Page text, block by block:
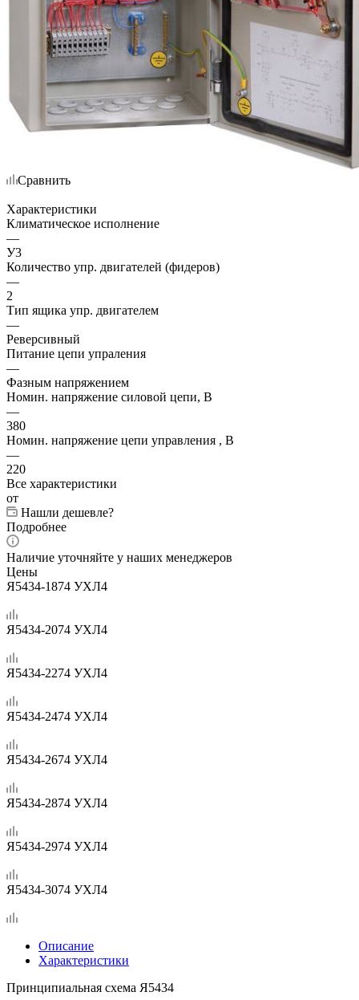
Сравнить
Характеристики
Климатическое исполнение
—
У3
Количество упр. двигателей (фидеров)
—
2
Тип ящика упр. двигателем
—
Реверсивный
Питание цепи упраления
—
Фазным напряжением
Номин. напряжение силовой цепи, В
—
380
Номин. напряжение цепи управления , В
—
220
Все характеристики
от
Нашли дешевле?
Подробнее
Наличие уточняйте у наших менеджеров
Цены
Я5434-1874 УХЛ4
Я5434-2074 УХЛ4
Я5434-2274 УХЛ4
Я5434-2474 УХЛ4
Я5434-2674 УХЛ4
Я5434-2874 УХЛ4
Я5434-2974 УХЛ4
Я5434-3074 УХЛ4
Описание
Характеристики
Принципиальная схема Я5434